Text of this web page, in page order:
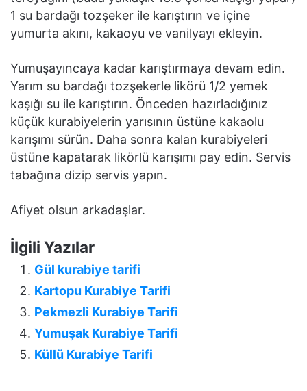
1 su bardağı tozşeker ile karıştırın ve içine
yumurta akını, kakaoyu ve vanilyayı ekleyin.
Yumuşayıncaya kadar karıştırmaya devam edin.
Yarım su bardağı tozşekerle likörü 1/2 yemek
kaşığı su ile karıştırın. Önceden hazırladığınız
küçük kurabiyelerin yarısının üstüne kakaolu
karışımı sürün. Daha sonra kalan kurabiyeleri
üstüne kapatarak likörlü karışımı pay edin. Servis
tabağına dizip servis yapın.
Afiyet olsun arkadaşlar.
İlgili Yazılar
Gül kurabiye tarifi
Kartopu Kurabiye Tarifi
Pekmezli Kurabiye Tarifi
Yumuşak Kurabiye Tarifi
Küllü Kurabiye Tarifi